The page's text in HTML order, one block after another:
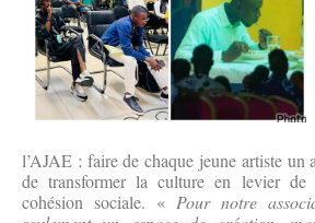
l’AJAE : faire de chaque jeune artiste un
de transformer la culture en levier de
cohésion sociale. « Pour notre